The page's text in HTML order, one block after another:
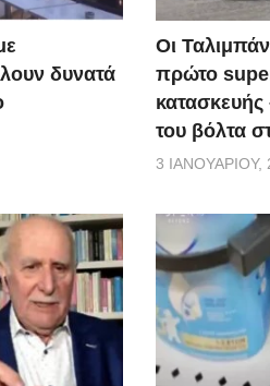
δυνατά
Οι
πρώτο
του βόλτα
3 ΙΑΝΟΥΑΡΊΟΥ,